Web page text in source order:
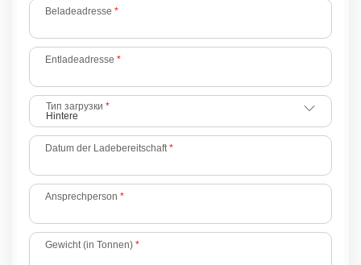
Beladeadresse *
Entladeadresse *
Тип загрузки *
Hintere
Datum der Ladebereitschaft*
Ansprechperson *
Gewicht (in Tonnen) *